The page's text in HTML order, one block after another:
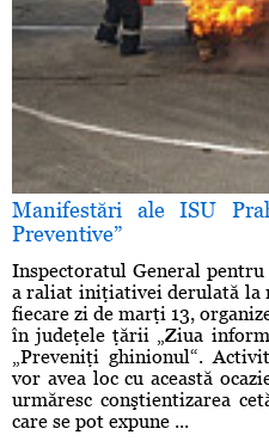
Manifestări ale ISU
Preventive”
Inspectoratul General
a raliat iniţiativei derulată la
fiecare zi de marţi 13,
în judeţele ţării „Ziua
„Preveniţi ghinionul“.
vor avea loc cu această
urmăresc conştientizarea
care se pot expune ...